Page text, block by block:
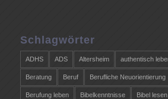
Schlagwörter
ADHS ADS Altersheim authentisch
Beratung Beruf Berufliche Neuorientierung
Berufung leben Bibelkenntnisse Bibel lesen